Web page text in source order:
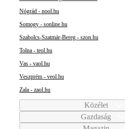
Nógrád - nool.hu
Somogy - sonline.hu
Szabolcs-Szatmár-Bereg - szon.hu
Tolna - teol.hu
Vas - vaol.hu
Veszprém - veol.hu
Zala - zaol.hu
Közélet
Gazdaság